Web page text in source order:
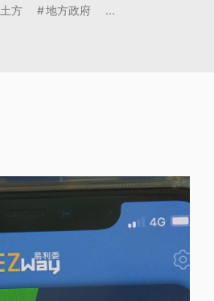
土方 地方政府 ...